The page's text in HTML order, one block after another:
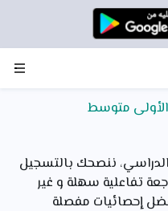
الأولى متوسط
ننصحك بالتسجيل
تفاعلية سهلة و غير
إحصائيات مفصلة